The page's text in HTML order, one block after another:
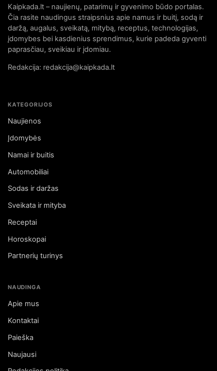
Kaipkada.lt – naujienų, patarimų ir gyvenimo būdo portalas.
Čia rasite naudingus straipsnius apie namus ir buitį, sodą ir
daržą, augalus, sveikatą, mitybą, receptus, technologijas,
įdomybes bei kasdienius sprendimus, kurie padeda gyventi
paprasčiau, sveikiau ir įdomiau.
Redakcija: redakcija@kaipkada.lt
KATEGORIJOS
Naujienos
Įdomybės
Namai ir buitis
Automobiliai
Sodas ir daržas
Sveikata ir mityba
Receptai
Horoskopai
Partnerių turinys
NAUDINGA
Apie mus
Kontaktai
Paieška
Naujausi